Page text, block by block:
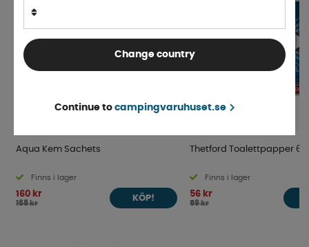
Aqua Kem Sachets
Finns i lager
160 kr
168 kr
KÖP!
Thetford Toalettpapper 6-
Finns i lager
56 kr
59 kr
Change country
Continue to campingvaruhuset.se